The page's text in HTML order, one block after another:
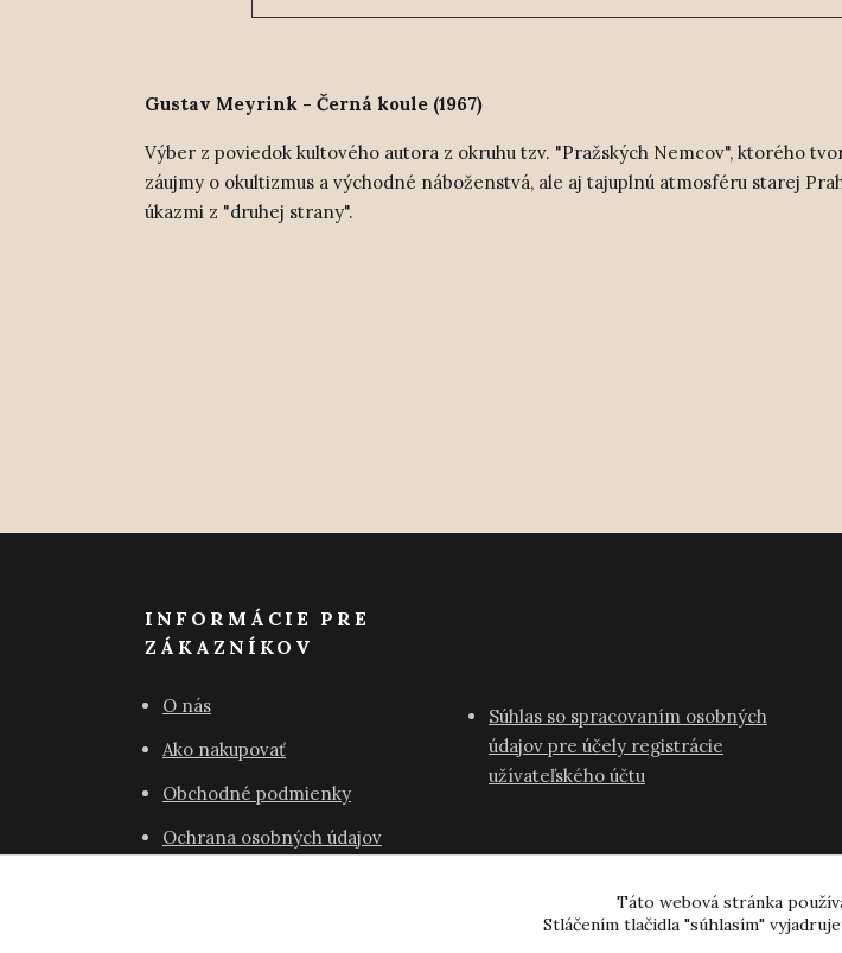
Gustav Meyrink - Černá koule (1967)
Výber z poviedok kultového autora z okruhu tzv. "Pražských Nemcov", ktorého
záujmy o okultizmus a východné náboženstvá, ale aj tajuplnú atmosféru starej
úkazmi z "druhej strany".
INFORMÁCIE PRE
ZÁKAZNÍKOV
O nás
Ako nakupovať
Obchodné podmienky
Ochrana osobných údajov
Súhlas so spracovaním osobných
údajov pre účely registrácie
užívateľského účtu
Táto webová stránka
Stláčením tlačidla "súhlasím"